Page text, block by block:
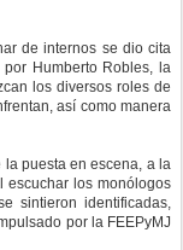
de internos se dio cita
Humberto Robles, la
los diversos roles de
así como manera
puesta en escena, a la
escuchar los monólogos
sintieron identificadas,
por la FEEPyMJ